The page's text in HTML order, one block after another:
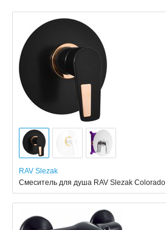
RAV Slezak
Смеситель для душа RAV Slezak Colorado